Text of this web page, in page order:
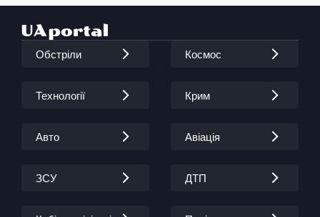
Обстріли Космос
Технології Крим
Авто Авіація
ЗСУ ДТП